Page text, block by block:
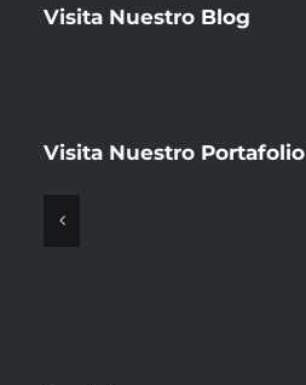
Visita Nuestro Blog
Visita Nuestro Portafolio